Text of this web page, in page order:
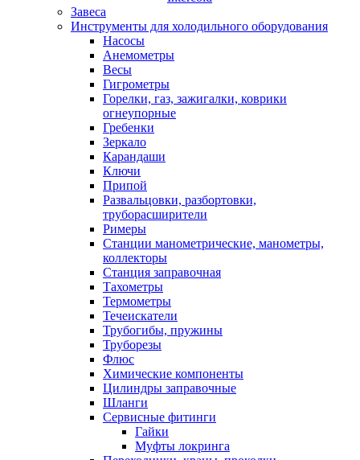
Завеса
Инструменты для холодильного оборудования
Насосы
Анемометры
Весы
Гигрометры
Горелки, газ, зажигалки, коврики
огнеупорные
Гребенки
Зеркало
Карандаши
Ключи
Припой
Развальцовки, разбортовки,
труборасширители
Римеры
Станции манометрические, манометры,
коллекторы
Станция заправочная
Тахометры
Термометры
Течеискатели
Трубогибы, пружины
Труборезы
Флюс
Химические компоненты
Цилиндры заправочные
Шланги
Сервисные фитинги
Гайки
Муфты локринга